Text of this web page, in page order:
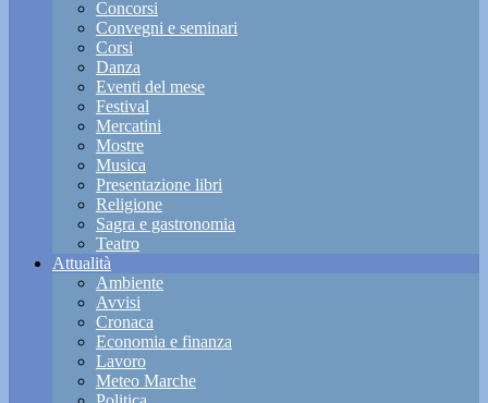
Concorsi
Convegni e seminari
Corsi
Danza
Eventi del mese
Festival
Mercatini
Mostre
Musica
Presentazione libri
Religione
Sagra e gastronomia
Teatro
Attualità
Ambiente
Avvisi
Cronaca
Economia e finanza
Lavoro
Meteo Marche